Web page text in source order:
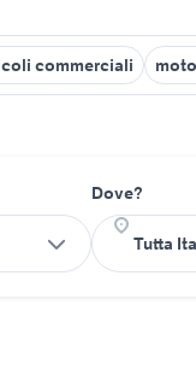
commerciali
Dove?